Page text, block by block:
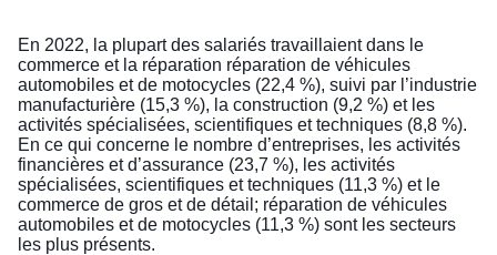
En 2022, la plupart des salariés travaillaient dans le
commerce et la réparation réparation de véhicules
automobiles et de motocycles (22,4 %), suivi par l’industrie
manufacturière (15,3 %), la construction (9,2 %) et les
activités spécialisées, scientifiques et techniques (8,8 %).
En ce qui concerne le nombre d’entreprises, les activités
financières et d’assurance (23,7 %), les activités
spécialisées, scientifiques et techniques (11,3 %) et le
commerce de gros et de détail; réparation de véhicules
automobiles et de motocycles (11,3 %) sont les secteurs
les plus présents.